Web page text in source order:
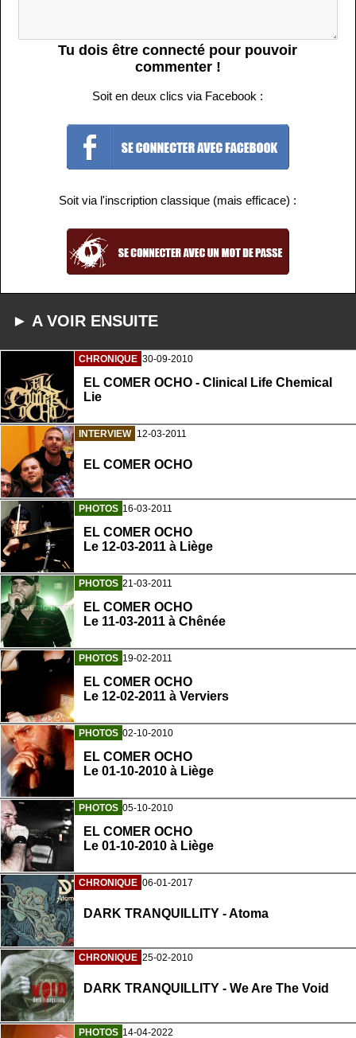
Tu dois être connecté pour pouvoir
commenter !
Soit en deux clics via Facebook :
Soit via l'inscription classique (mais efficace) :
► A VOIR ENSUITE
CHRONIQUE 30-09-2010
EL COMER OCHO - Clinical Life Chemical
Lie
INTERVIEW 12-03-2011
EL COMER OCHO
PHOTOS 16-03-2011
EL COMER OCHO
Le 12-03-2011 à Liège
PHOTOS 21-03-2011
EL COMER OCHO
Le 11-03-2011 à Chênée
PHOTOS 19-02-2011
EL COMER OCHO
Le 12-02-2011 à Verviers
PHOTOS 02-10-2010
EL COMER OCHO
Le 01-10-2010 à Liège
PHOTOS 05-10-2010
EL COMER OCHO
Le 01-10-2010 à Liège
CHRONIQUE 06-01-2017
DARK TRANQUILLITY - Atoma
CHRONIQUE 25-02-2010
DARK TRANQUILLITY - We Are The Void
PHOTOS 14-04-2022